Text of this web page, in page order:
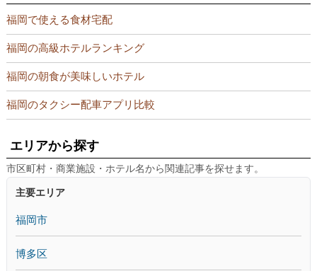
福岡で使える食材宅配
福岡の高級ホテルランキング
福岡の朝食が美味しいホテル
福岡のタクシー配車アプリ比較
エリアから探す
市区町村・商業施設・ホテル名から関連記事を探せます。
主要エリア
福岡市
博多区